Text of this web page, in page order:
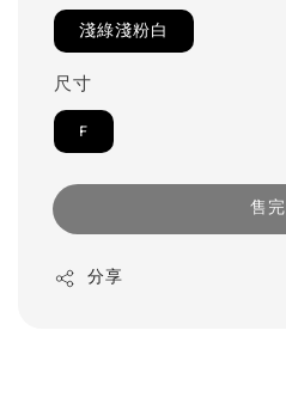
淺綠淺粉白
尺寸
F
售完
分享